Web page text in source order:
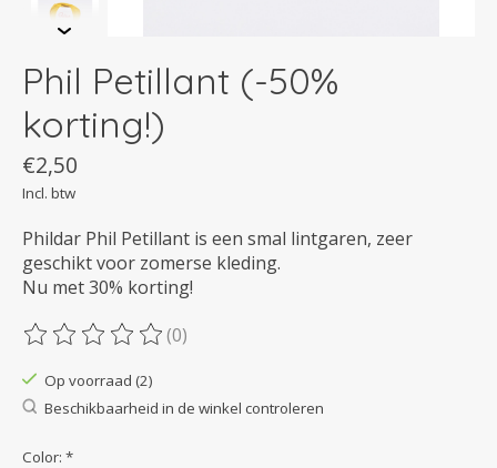
Phil Petillant (-50%
korting!)
€2,50
Incl. btw
Phildar Phil Petillant is een smal lintgaren, zeer
geschikt voor zomerse kleding.
Nu met 30% korting!
De beoordeling van dit product is
(0)
Op voorraad (2)
Beschikbaarheid in de winkel controleren
Color: *